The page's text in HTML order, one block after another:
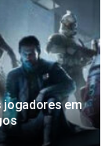
jogadores em